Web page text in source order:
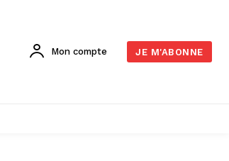
Mon compte JE M'ABONNE